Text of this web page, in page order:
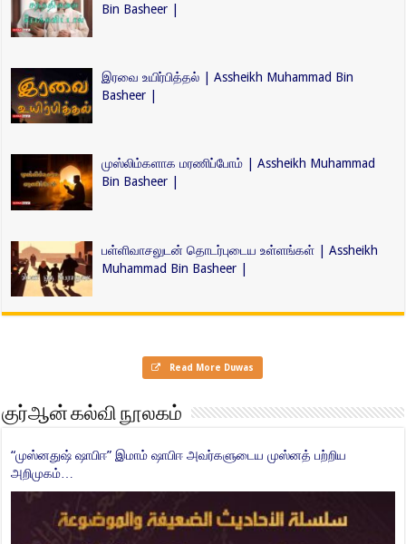
Bin Basheer |
இரவை உயிர்பித்தல் | Assheikh Muhammad Bin
Basheer |
முஸ்லிம்களாக மரணிப்போம் | Assheikh Muhammad
Bin Basheer |
பள்ளிவாசலுடன் தொடர்புடைய உள்ளங்கள் | Assheikh
Muhammad Bin Basheer |
Read More Duwas
குர்ஆன் கல்வி நூலகம்